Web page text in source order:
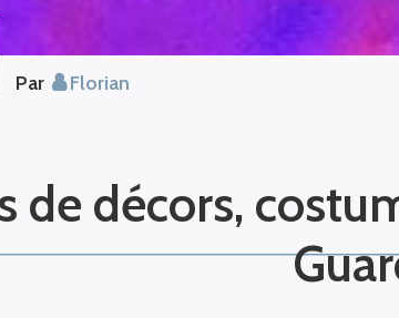
Par Florian
de décors,